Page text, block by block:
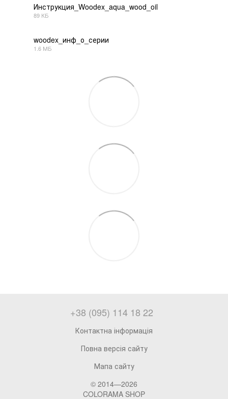
Инструкция_Woodex_aqua_wood_oil
89 КБ
woodex_инф_о_серии
1.6 МБ
+38 (095) 114 18 22
Контактна інформація
Повна версія сайту
Мапа сайту
© 2014—2026
COLORAMA SHOP